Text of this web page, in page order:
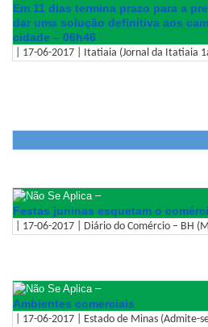
Em 11 dias termina prazo para a
dar uma solução definitiva aos
cidade – 06h46
| 17-06-2017 | Itatiaia (Jornal da Itatiaia
–
Festas juninas esquetam o
| 17-06-2017 | Diário do Comércio – BH
–
Ambientes comerciais
| 17-06-2017 | Estado de Minas (Admite-